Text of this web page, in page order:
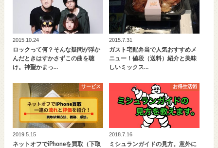
2015.10.24
ロックって何？そんな疑問が浮か
んだときはすかさずこの曲を聴
け。神聖かまっ…
2015.7.31
ガスト宅配弁当で人気おすすめメ
ニュー！値段（送料）紹介と美味
しいミックス…
サービス
2019.5.15
ネットオフでiPhoneを買取（下取
お得生活術
2018.7.16
ミシュランガイドの見方。意外に